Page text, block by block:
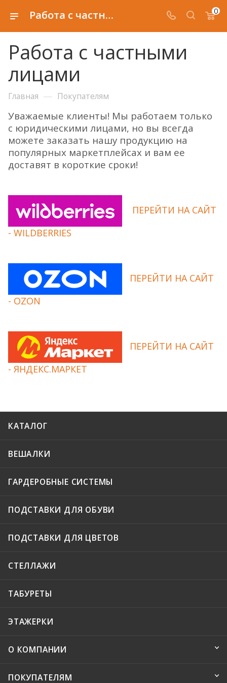
Работа с частными лицами 0
Работа с частными
лицами
Главная — Покупателям
Уважаемые клиенты! Мы работаем только
с юридическими лицами, но вы всегда
можете заказать нашу продукцию на
популярных маркетплейсах и вам ее
доставят в короткие сроки!
ПЕРЕЙТИ НА САЙТ
- WILDBERRIES
ПЕРЕЙТИ НА САЙТ
- OZON
ПЕРЕЙТИ НА САЙТ
- ЯНДЕКС.МАРКЕТ
КАТАЛОГ
ВЕШАЛКИ
ГАРДЕРОБНЫЕ СИСТЕМЫ
ПОДСТАВКИ ДЛЯ ОБУВИ
ПОДСТАВКИ ДЛЯ ЦВЕТОВ
СТЕЛЛАЖИ
ТАБУРЕТЫ
ЭТАЖЕРКИ
О КОМПАНИИ
ПОКУПАТЕЛЯМ